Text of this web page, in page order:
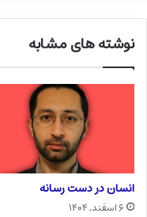
نوشته های مشابه
انسان در دست رسانه
۶ اسفند, ۱۴۰۴